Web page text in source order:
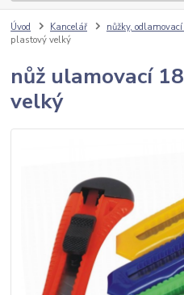
Úvod Kancelář nůžky, odlamovací
plastový velký
nůž ulamovací
velký